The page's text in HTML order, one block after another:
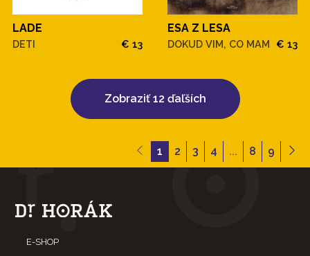
LADE
DETI € 13
ESA Z LESA
DOKUD VIM, CO MAM € 13
Zobraziť 12 ďaľších
1 2 3 4 ... 8 9
E-SHOP